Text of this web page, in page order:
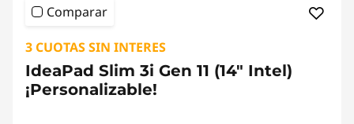
Comparar
3 CUOTAS SIN INTERES
IdeaPad Slim 3i Gen 11 (14" Intel)
¡Personalizable!